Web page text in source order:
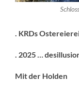
. KRDs
. 2025 …
Mit der Holden